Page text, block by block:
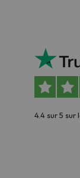
4.4 sur 5